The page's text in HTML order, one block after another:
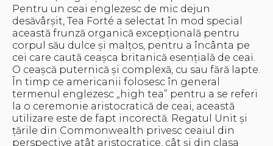
Pentru un ceai englezesc de mic dejun
desăvârșit, Tea Forté a selectat în mod special
această frunză organică excepțională pentru
corpul său dulce și malțos, pentru a încânta pe
cei care caută ceașca britanică esențială de ceai.
O ceașcă puternică și complexă, cu sau fără lapte.
În timp ce americanii folosesc în general
termenul englezesc „high tea” pentru a se referi
la o ceremonie aristocratică de ceai, această
utilizare este de fapt incorectă. Regatul Unit și
țările din Commonwealth privesc ceaiul din
perspective atât aristocratice, cât și din clasa